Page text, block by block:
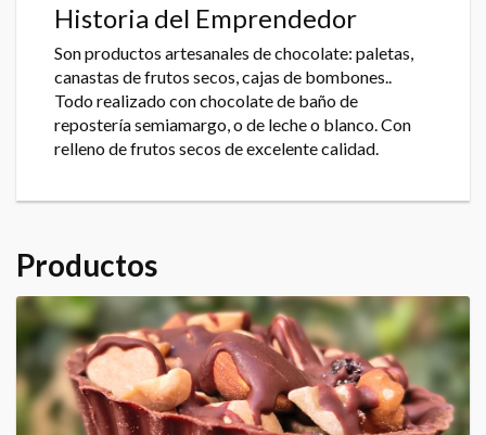
Historia del Emprendedor
Son productos artesanales de chocolate: paletas,
canastas de frutos secos, cajas de bombones..
Todo realizado con chocolate de baño de
repostería semiamargo, o de leche o blanco. Con
relleno de frutos secos de excelente calidad.
Productos